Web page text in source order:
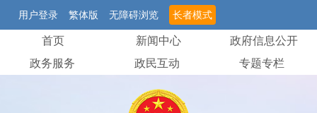
用户登录 繁体版 无障碍浏览 长者模式
首页 新闻中心
政府信息公开
政务服务
政民互动 专题专栏